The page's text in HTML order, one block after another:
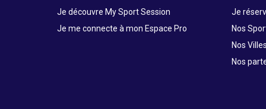
Je découvre My Sport Session
Je me connecte à mon Espace Pro
Je
Nos
Nos Villes
Nos